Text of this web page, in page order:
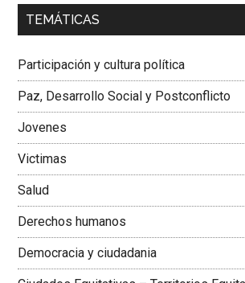
00:00
Dra. Carolina Corcho Mejía,Presidenta
Colombiana
TEMÁTICAS
Participación y cultura política
Paz, Desarrollo Social y Postconflicto
Jovenes
Victimas
Salud
Derechos humanos
Democracia y ciudadania